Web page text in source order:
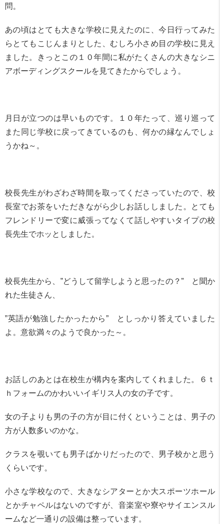
問。
あの頃はとても大きな学校に見えたのに、今日行ってみた
らとてもこじんまりとした、むしろ小さめ目の学校に見え
ました。きっとこの１０年間に私がたくさんの大きなシニ
アボーディングスクールを見てきたからでしょう。
月日が立つのは早いものです。１０年たって、巡り巡って
また同じ学校に戻ってきているのも、何かの縁なんでしょ
うかね～。
校長先生がわざわざ時間を取ってくださっていたので、校
長室でお茶をいただきながら少しお話ししました。とても
フレンドリーで変に威張ってなくて話しやすいタイプの校
長先生でホッとしました。
校長先生から、”どうして留学しようと思ったの？” と聞か
れた生徒さん、
”英語が勉強したかったから” としっかり答えていました
よ。意欲満々のようで良かった～。
お話しのあとは在校生が構内を案内してくれました。６ｔ
ｈフォームのかわいいイギリス人の女の子です。
女の子よりも男の子の方が目に付くということは、男子の
方が人数多いのかな。
クラスを覗いても男子ばかりだったので、男子校かと思う
くらいです。
小さな学校なので、大きなシアターとか大スポーツホール
とかチャペルはないのですが、音楽室や寮やサイエンスル
ームなど一通りの設備は整っています。